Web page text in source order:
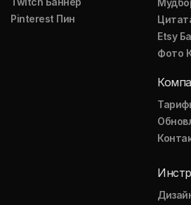
Pinterest Пин
Etsy
Фото